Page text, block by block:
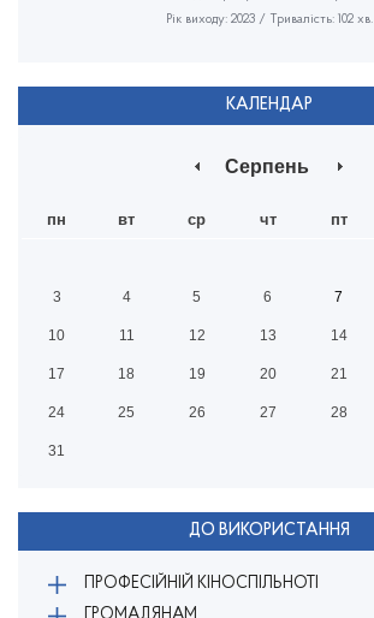
Рік виходу: 2023 / Тривалість: 102 хв.
КАЛЕНДАР
Серпень
пн вт ср чт пт
3 4 5 6 7
10 11 12 13 14
17 18 19 20 21
24 25 26 27 28
31
ДО ВИКОРИСТАННЯ
ПРОФЕСІЙНІЙ КІНОСПІЛЬНОТІ